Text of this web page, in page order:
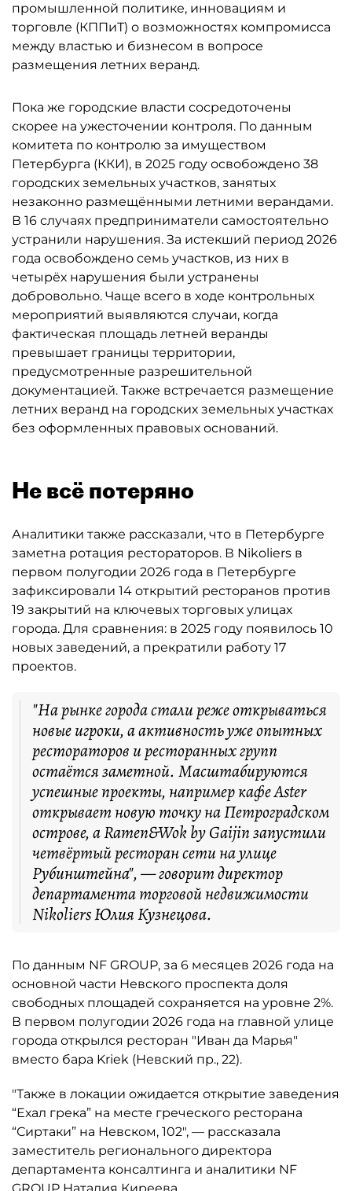
промышленной политике, инновациям и
торговле (КППиТ) о возможностях компромисса
между властью и бизнесом в вопросе
размещения летних веранд.
Пока же городские власти сосредоточены
скорее на ужесточении контроля. По данным
комитета по контролю за имуществом
Петербурга (ККИ), в 2025 году освобождено 38
городских земельных участков, занятых
незаконно размещёнными летними верандами.
В 16 случаях предприниматели самостоятельно
устранили нарушения. За истекший период 2026
года освобождено семь участков, из них в
четырёх нарушения были устранены
добровольно. Чаще всего в ходе контрольных
мероприятий выявляются случаи, когда
фактическая площадь летней веранды
превышает границы территории,
предусмотренные разрешительной
документацией. Также встречается размещение
летних веранд на городских земельных участках
без оформленных правовых оснований.
Не всё потеряно
Аналитики также рассказали, что в Петербурге
заметна ротация рестораторов. В Nikoliers в
первом полугодии 2026 года в Петербурге
зафиксировали 14 открытий ресторанов против
19 закрытий на ключевых торговых улицах
города. Для сравнения: в 2025 году появилось 10
новых заведений, а прекратили работу 17
проектов.
"На рынке города стали реже открываться
новые игроки, а активность уже опытных
рестораторов и ресторанных групп
остаётся заметной. Масштабируются
успешные проекты, например кафе Aster
открывает новую точку на Петроградском
острове, а Ramen&Wok by Gaijin запустили
четвёртый ресторан сети на улице
Рубинштейна", — говорит директор
департамента торговой недвижимости
Nikoliers Юлия Кузнецова.
По данным NF GROUP, за 6 месяцев 2026 года на
основной части Невского проспекта доля
свободных площадей сохраняется на уровне 2%.
В первом полугодии 2026 года на главной улице
города открылся ресторан "Иван да Марья"
вместо бара Kriek (Невский пр., 22).
"Также в локации ожидается открытие заведения
“Ехал грека” на месте греческого ресторана
“Сиртаки” на Невском, 102", — рассказала
заместитель регионального директора
департамента консалтинга и аналитики NF